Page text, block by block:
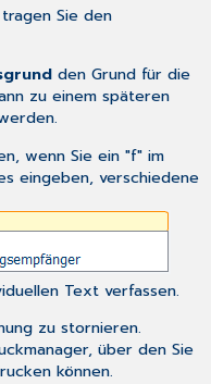
Sie den
den Grund für die
zu einem späteren
wenn Sie ein "f" im
eingeben, verschiedene
Text verfassen.
zu stornieren.
über den Sie
können.